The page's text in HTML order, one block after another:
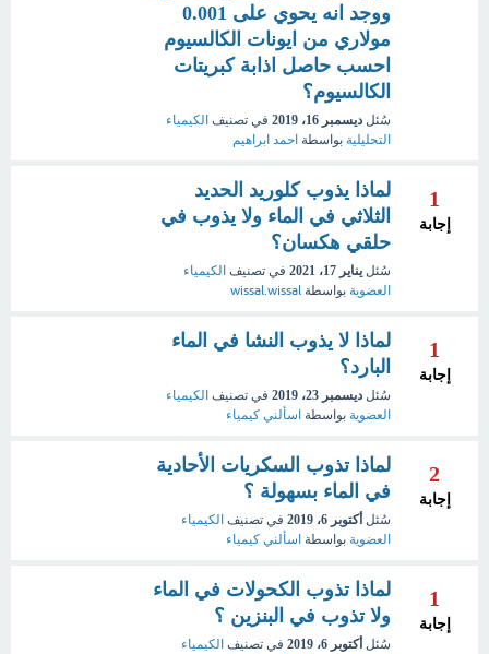
ووجد انه يحوي على 0.001
مولاري من ايونات الكالسيوم
احسب حاصل اذابة كبريتات
الكالسيوم؟
سُئل ديسمبر 16، 2019 في تصنيف الكيمياء
التحليلية بواسطة احمد ابراهيم
1
إجابة
لماذا يذوب كلوريد الحديد
الثلاثي في الماء ولا يذوب في
حلقي هكسان؟
سُئل يناير 17، 2021 في تصنيف الكيمياء
العضوية بواسطة wissal.wissal
1
إجابة
لماذا لا يذوب النشا في الماء
البارد؟
سُئل ديسمبر 23، 2019 في تصنيف الكيمياء
العضوية بواسطة اسألني كيمياء
2
إجابة
لماذا تذوب السكريات الأحادية
في الماء بسهولة ؟
سُئل أكتوبر 6، 2019 في تصنيف الكيمياء
العضوية بواسطة اسألني كيمياء
1
إجابة
لماذا تذوب الكحولات في الماء
ولا تذوب في البنزين ؟
سُئل أكتوبر 6، 2019 في تصنيف الكيمياء